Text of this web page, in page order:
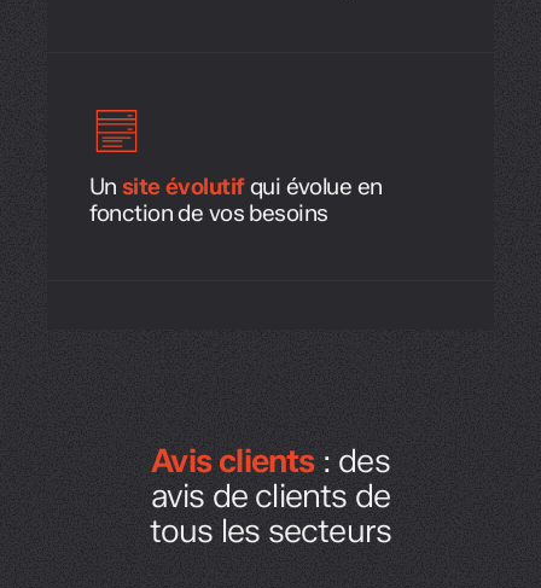
Un site évolutifqui évolue en
fonction de vos besoins
Avis clients: des
avis de clients de
tous les secteurs